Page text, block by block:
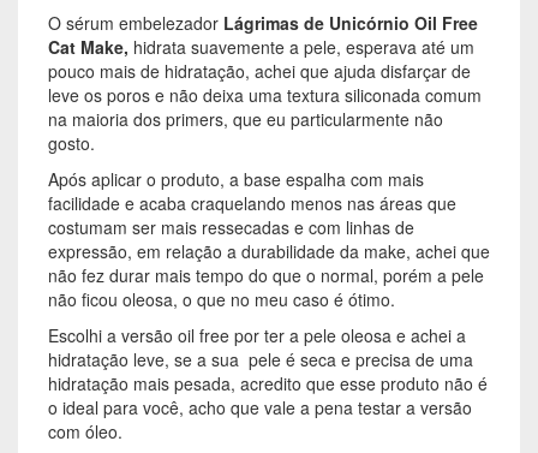
O sérum embelezador Lágrimas de Unicórnio Oil Free
Cat Make, hidrata suavemente a pele, esperava até um
pouco mais de hidratação, achei que ajuda disfarçar de
leve os poros e não deixa uma textura siliconada comum
na maioria dos primers, que eu particularmente não
gosto.
Após aplicar o produto, a base espalha com mais
facilidade e acaba craquelando menos nas áreas que
costumam ser mais ressecadas e com linhas de
expressão, em relação a durabilidade da make, achei que
não fez durar mais tempo do que o normal, porém a pele
não ficou oleosa, o que no meu caso é ótimo.
Escolhi a versão oil free por ter a pele oleosa e achei a
hidratação leve, se a sua pele é seca e precisa de uma
hidratação mais pesada, acredito que esse produto não é
o ideal para você, acho que vale a pena testar a versão
com óleo.